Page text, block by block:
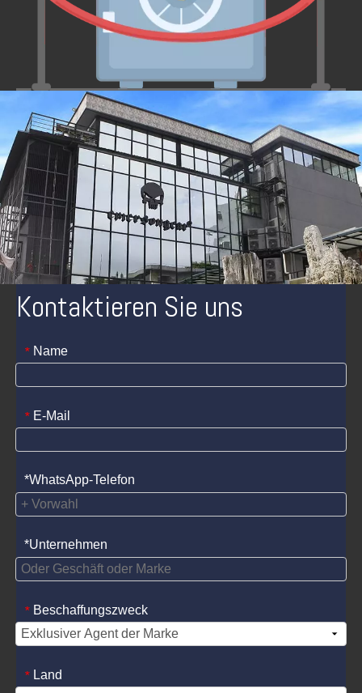
Kontaktieren Sie uns
* Name
* E-Mail
*WhatsApp-Telefon
*Unternehmen
* Beschaffungszweck
* Land